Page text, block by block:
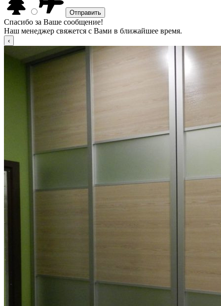
Спасибо за Ваше сообщение!
Наш менеджер свяжется с Вами в ближайшее время.